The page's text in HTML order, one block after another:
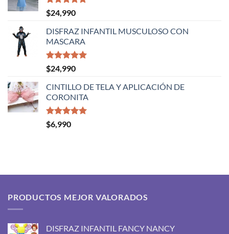
$48,990
Valorado
con
de 5
$24,990
DISFRAZ INFANTIL MUSCULOSO CON
MASCARA
Valorado
con
de 5
$24,990
CINTILLO DE TELA Y APLICACIÓN DE
CORONITA
Valorado
con
$6,990
PRODUCTOS MEJOR VALORADOS
DISFRAZ INFANTIL FANCY NANCY